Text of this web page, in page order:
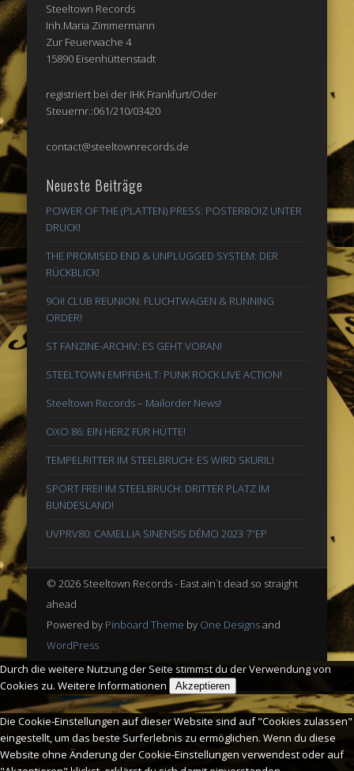
Steeltown Records
Inh.Maria Zimmermann
Zur Feuerwache 4
15890 Eisenhüttenstadt
registriert bei der IHK Frankfurt/Oder
Steuernr.:061/210/03420
contact@steeltownrecords.de
Neueste Beiträge
POWER OF THE (PLATTEN) PRESS: POSTERBOIZ UNTER
DRUCK!
THE PROMISED END & UNPLUGGED SYSTEM: DER
RÜCKBLICK!
9Oi! CLUB REUNION: FLUCHTWAGEN & RUNNING
ORDER!
ST FANZINE-ARCHIV: ES GEHT VORAN!
STEELTOWN EMPFIEHLT: PUNK ROCK LIVE ACTION!
Steeltown Records – Mailorder News!
OXO 86: EIN HERZ FÜR HÜTTE!
TEMPELRITTER IM STEELBRUCH: ES WIRD SKURIL!
SPORT FREI! IM STEELBRUCH: DRITTER PLATZ IM
BUNDESLAND!
UVPRV80: CAMELLIA SINENSIS DÉMO 2023 7″EP
© 2026 Steeltown Records - East ain`t dead so straight
ahead
Powered by Pinboard Theme by One Designsand
WordPress
Durch die weitere Nutzung der Seite stimmst du der Verwendung von
Cookies zu. Weitere Informationen Akzeptieren
Die Cookie-Einstellungen auf dieser Website sind auf "Cookies zulassen"
eingestellt, um das beste Surferlebnis zu ermöglichen. Wenn du diese
Website ohne Änderung der Cookie-Einstellungen verwendest oder auf